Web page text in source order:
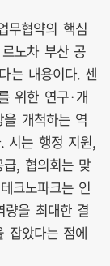
무협약의 핵심
노차 부산 공
는 내용이다. 센
위한 연구·개
개척하는 역
시는 행정 지원,
, 협의회는 맞
크노파크는 인
을 최대한 결
잡았다는 점에